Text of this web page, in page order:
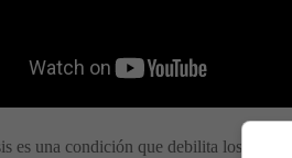
es una condición que debilita los